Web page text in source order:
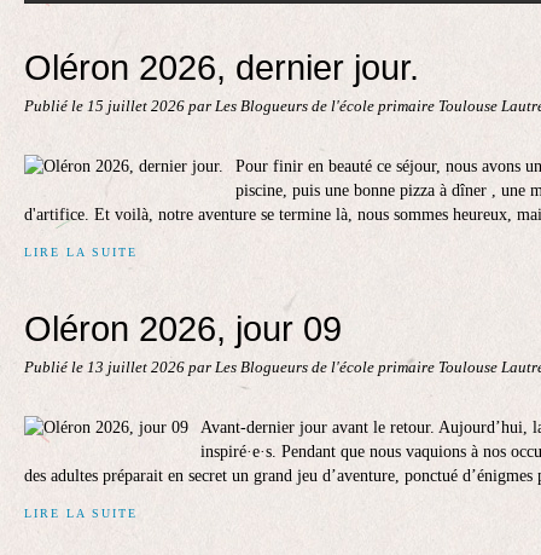
Oléron 2026, dernier jour.
Publié le 15 juillet 2026 par Les Blogueurs de l'école primaire Toulouse
Pour finir en beauté ce séjour, nous avons
piscine, puis une bonne pizza à dîner , une
d'artifice. Et voilà, notre aventure se termine là, nous sommes heureux,
LIRE LA SUITE
Oléron 2026, jour 09
Publié le 13 juillet 2026 par Les Blogueurs de l'école primaire Toulouse
Avant-dernier jour avant le retour. Aujourd’hui,
inspiré·e·s. Pendant que nous vaquions à nos
des adultes préparait en secret un grand jeu d’aventure, ponctué
LIRE LA SUITE